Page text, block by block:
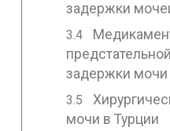
задержки
задержки мочи
мочи в Турции